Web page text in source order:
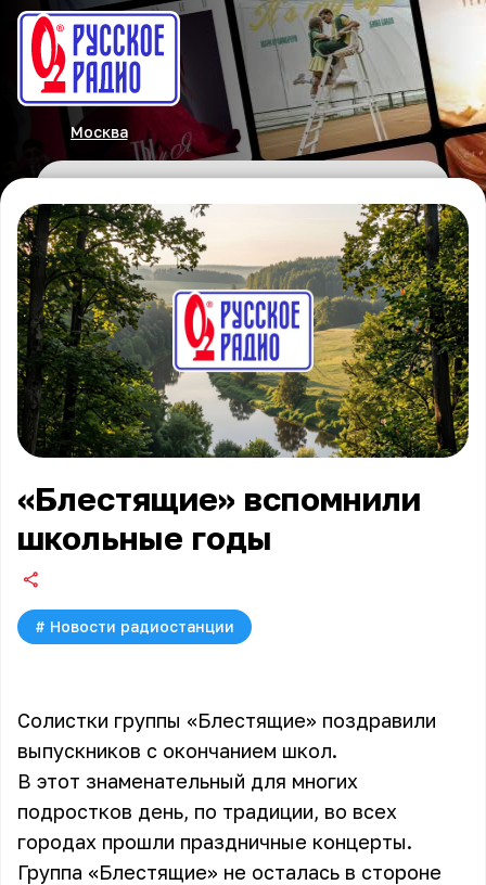
Москва
«Блестящие» вспомнили
школьные годы
# Новости радиостанции
Солистки группы «Блестящие» поздравили
выпускников с окончанием школ.
В этот знаменательный для многих
подростков день, по традиции, во всех
городах прошли праздничные концерты.
Группа «Блестящие» не осталась в стороне